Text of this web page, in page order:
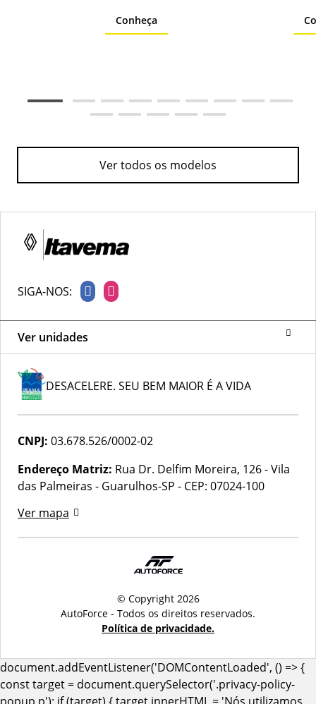
Conheça
Ver todos os modelos
Ver unidades
SIGA-NOS:
DESACELERE. SEU BEM MAIOR É A VIDA
CNPJ: 03.678.526/0002-02
Endereço Matriz: Rua Dr. Delfim Moreira, 126 - Vila
das Palmeiras - Guarulhos-SP - CEP: 07024-100
Ver mapa
© Copyright 2026
AutoForce - Todos os direitos reservados.
Política de privacidade.
document.addEventListener('DOMContentLoaded', () => {
const target = document.querySelector('.privacy-policy-